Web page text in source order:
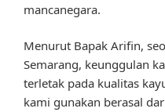
mancanegara.
Menurut Bapak Arifin,
Semarang, keunggulan
terletak pada kualitas
kami gunakan berasal